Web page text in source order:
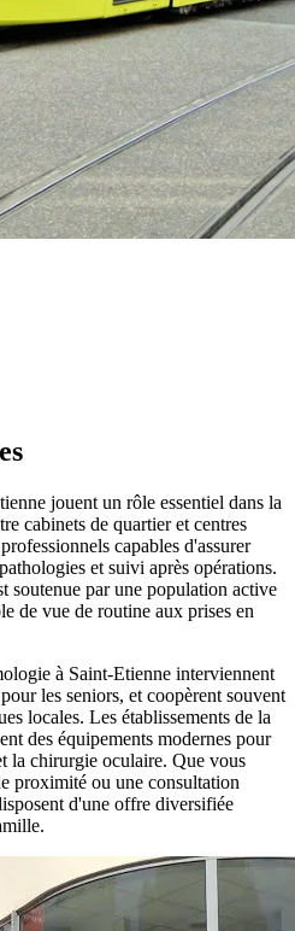
jouent un rôle essentiel dans la
cabinets de quartier et centres
capables d'assurer
et suivi après opérations.
soutenue par une population active
de vue de routine aux prises en
à Saint-Etienne interviennent
les seniors, et coopèrent souvent
locales. Les établissements de la
des équipements modernes pour
la chirurgie oculaire. Que vous
proximité ou une consultation
d'une offre diversifiée